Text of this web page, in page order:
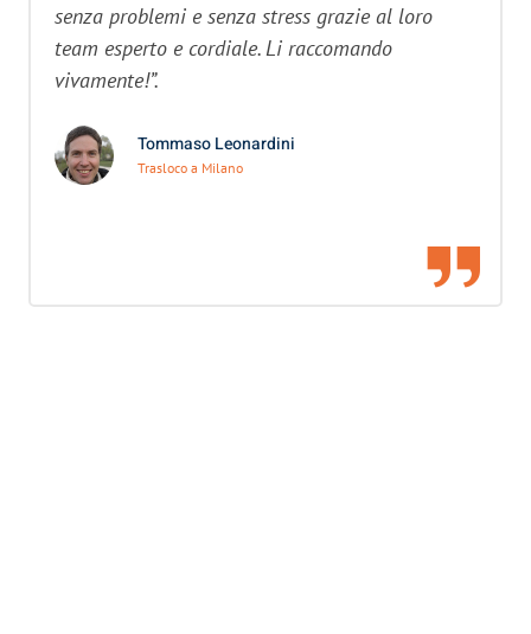
senza problemi e senza stress grazie al loro
team esperto e cordiale. Li raccomando
vivamente!”.
Tommaso Leonardini
Trasloco a Milano